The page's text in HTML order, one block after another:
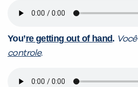
You’re getting out of hand. Você
controle.